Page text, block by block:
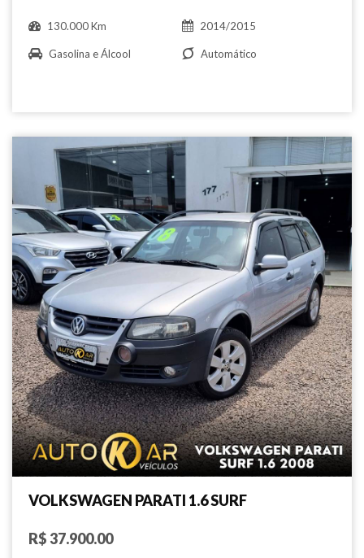
130.000 Km 2014/2015
Gasolina e Álcool Automático
VOLKSWAGEN PARATI 1.6 SURF
R$ 37.900.00